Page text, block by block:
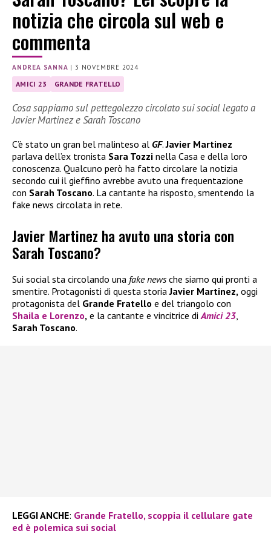
notizia che circola sul web e
commenta
ANDREA SANNA |3 NOVEMBRE 2024
AMICI 23 GRANDE FRATELLO
Cosa sappiamo sul pettegolezzo circolato sui social legato a
Javier Martinez e Sarah Toscano
C’è stato un gran bel malinteso al GF.Javier Martinez
parlava dell’ex tronista Sara Tozzi nella Casa e della loro
conoscenza. Qualcuno però ha fatto circolare la notizia
secondo cui il gieffino avrebbe avuto una frequentazione
con Sarah Toscano. La cantante ha risposto, smentendo la
fake news circolata in rete.
Javier Martinez ha avuto una storia con
Sarah Toscano?
Sui social sta circolando una fake newsche siamo qui pronti a
smentire. Protagonisti di questa storiaJavier Martinez, oggi
protagonista del Grande Fratello e del triangolo con
Shaila e Lorenzo, e la cantante e vincitrice di Amici 23
Sarah Toscano.
LEGGI ANCHE: Grande Fratello, scoppia il cellulare gate
ed è polemica sui social